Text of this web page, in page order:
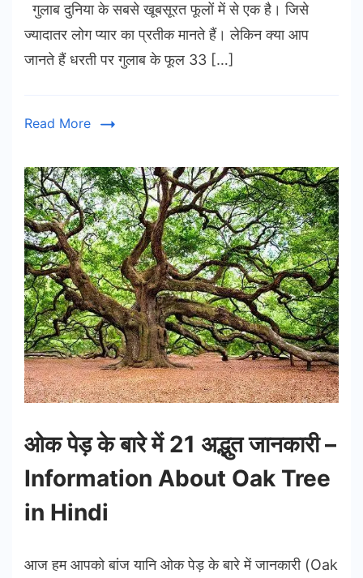
गुलाब दुनिया के सबसे खूबसूरत फूलों में से एक है। जिसे
ज्यादातर लोग प्यार का प्रतीक मानते हैं। लेकिन क्या आप
जानते हैं धरती पर गुलाब के फूल 33 […]
Read More
ओक पेड़ के बारे में 21 अद्भुत जानकारी –
Information About Oak Tree
in Hindi
आज हम आपको बांज यानि ओक पेड़ के बारे में जानकारी (Oak